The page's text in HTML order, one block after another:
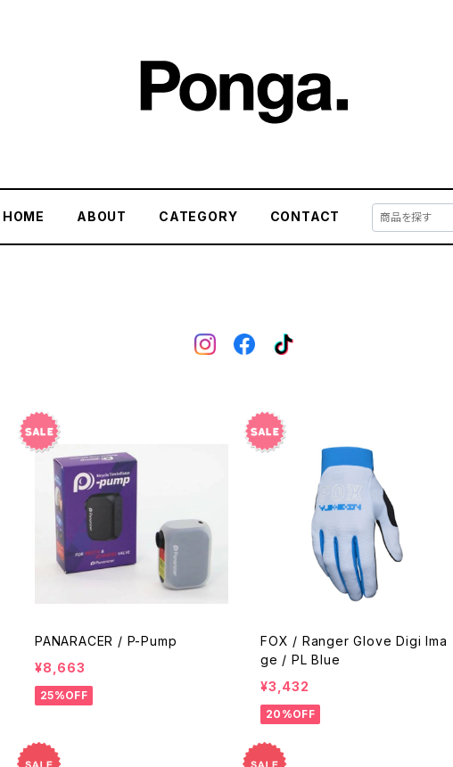
HOME ABOUT CATEGORY CONTACT
PANARACER / P-Pump
¥8,663
25%OFF
FOX / Ranger Glove Digi Ima
ge / PL Blue
¥3,432
20%OFF